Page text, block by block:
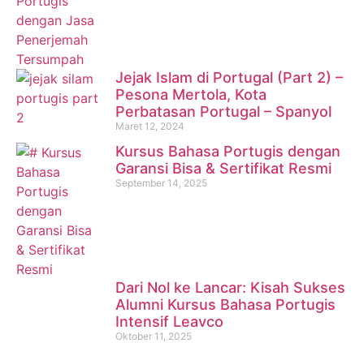
Jejak Islam di Portugal (Part 2) –
Pesona Mertola, Kota
Perbatasan Portugal – Spanyol
Maret 12, 2024
Kursus Bahasa Portugis dengan
Garansi Bisa & Sertifikat Resmi
September 14, 2025
Dari Nol ke Lancar: Kisah Sukses
Alumni Kursus Bahasa Portugis
Intensif Leavco
Oktober 11, 2025